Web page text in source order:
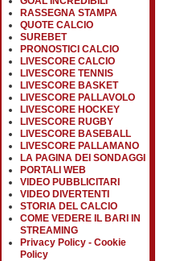
RASSEGNA STAMPA
QUOTE CALCIO
SUREBET
PRONOSTICI CALCIO
LIVESCORE CALCIO
LIVESCORE TENNIS
LIVESCORE BASKET
LIVESCORE PALLAVOLO
LIVESCORE HOCKEY
LIVESCORE RUGBY
LIVESCORE BASEBALL
LIVESCORE PALLAMANO
LA PAGINA DEI SONDAGGI
PORTALI WEB
VIDEO PUBBLICITARI
VIDEO DIVERTENTI
STORIA DEL CALCIO
COME VEDERE IL BARI IN
STREAMING
Privacy Policy - Cookie
Policy